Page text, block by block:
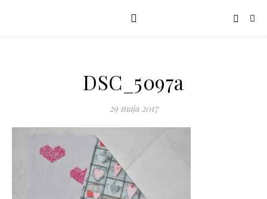
DSC_5097a
29 maja 2017